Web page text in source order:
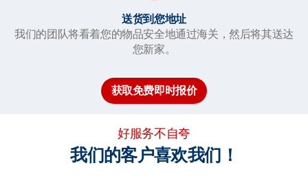
送货到您地址
我们的团队将看着您的物品安全地通过海关，然后将其送达
您新家。
获取免费即时报价
好服务不自夸
我们的客户喜欢我们！